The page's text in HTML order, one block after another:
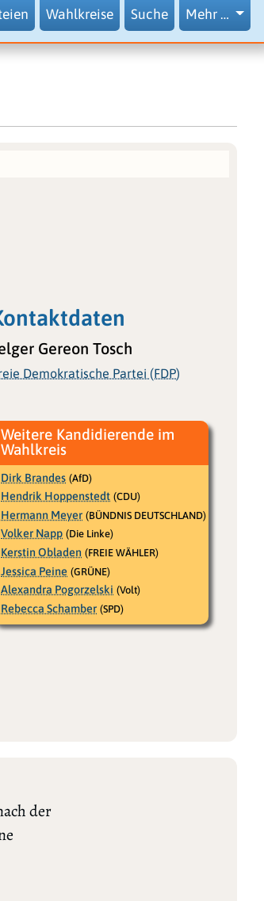
Wahlkreise Suche Mehr …
Gereon Tosch
Demokratische Partei (FDP)
Weitere Kandidierende im
Wahlkreis
Dirk Brandes (AfD)
Hendrik Hoppenstedt (CDU)
Hermann Meyer (BÜNDNIS DEUTSCHLAND)
Volker Napp (Die Linke)
Kerstin Obladen (FREIE WÄHLER)
Jessica Peine (GRÜNE)
Alexandra Pogorzelski (Volt)
Rebecca Schamber (SPD)
der